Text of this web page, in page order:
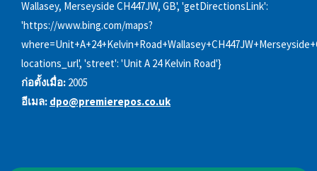
Wallasey, Merseyside CH447JW, GB', 'getDirectionsLink':
'https://www.bing.com/maps?
locations_url', 'street': 'Unit A 24 Kelvin Road'}
ก่อตั้งเมื่อ: 2005
อีเมล: dpo@premierepos.co.uk